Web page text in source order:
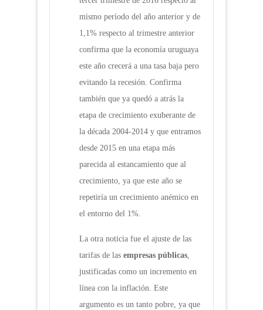
mismo período del año anterior y de
1,1% respecto al trimestre anterior
confirma que la economía uruguaya
este año crecerá a una tasa baja pero
evitando la recesión. Confirma
también que ya quedó a atrás la
etapa de crecimiento exuberante de
la década 2004-2014 y que entramos
desde 2015 en una etapa más
parecida al estancamiento que al
crecimiento, ya que este año se
repetiría un crecimiento anémico en
el entorno del 1%.
La otra noticia fue el ajuste de las
tarifas de las empresas públicas,
justificadas como un incremento en
línea con la inflación. Este
argumento es un tanto pobre, ya que